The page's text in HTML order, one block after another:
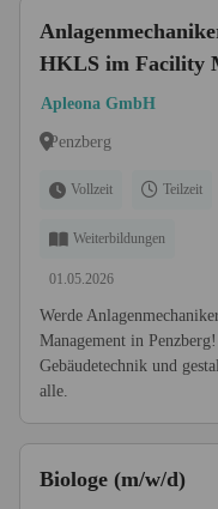
HKLS im Facility
in Penzberg
Apleona GmbH
Penzberg
Vollzeit Teilzeit
Weiterbildungen
01.05.2026
Werde
Management in
Gebäudetechnik und
alle.
Biologe (m/w/d)